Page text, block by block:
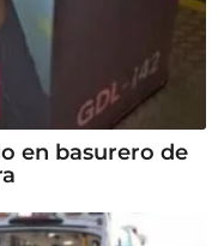
en basurero de